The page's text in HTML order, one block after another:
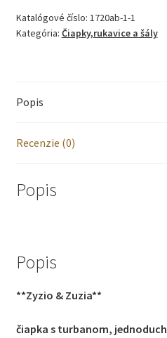
šál
3
Katalógové číslo: 1720ab-1-1
Kategória: Čiapky,rukavice a šály
Popis
Recenzie (0)
Popis
Popis
**Zyzio & Zuzia**
čiapka s turbanom,